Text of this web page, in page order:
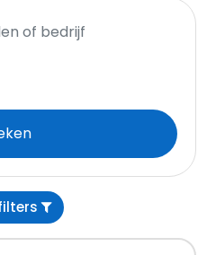
of bedrijf
of postcode